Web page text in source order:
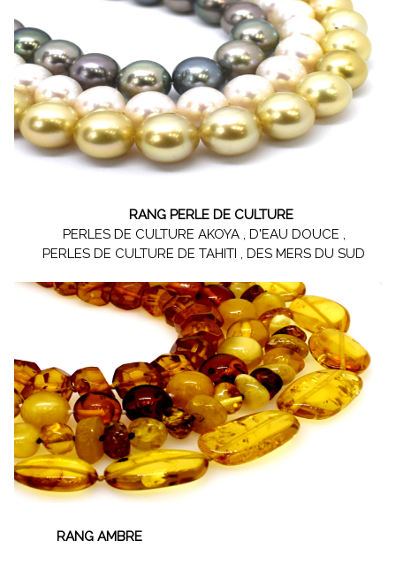
RANG PERLE DE CULTURE
PERLES DE CULTURE AKOYA , D'EAU DOUCE ,
PERLES DE CULTURE DE TAHITI , DES MERS DU SUD
RANG AMBRE